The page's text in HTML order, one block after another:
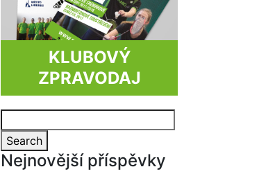
KLUBOVÝ
ZPRAVODAJ
for:
Search
Nejnovější příspěvky